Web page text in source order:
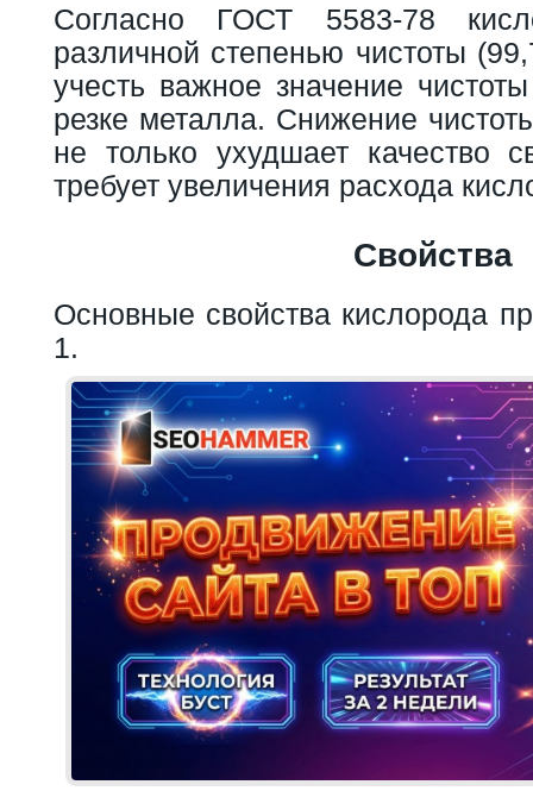
Согласно ГОСТ 5583-78
различной степенью чистоты
учесть важное значение
резке металла. Снижение
не только ухудшает качество
требует увеличения расхода
Свойства
Основные свойства кислорода
1.